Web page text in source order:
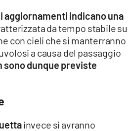
aggiornamenti indicano una
da tempo stabile su
con cieli che si manterranno
a causa del passaggio
sono dunque previste
invece si avranno